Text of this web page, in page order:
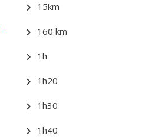
15km
160 km
1h
1h20
1h30
1h40